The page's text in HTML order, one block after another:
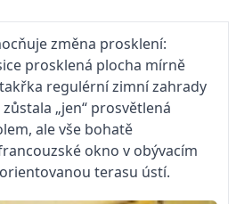
změna prosklení:
prosklená plocha mírně
regulérní zimní zahrady
„jen“ prosvětlená
ale vše bohatě
okno v obývacím
terasu ústí.